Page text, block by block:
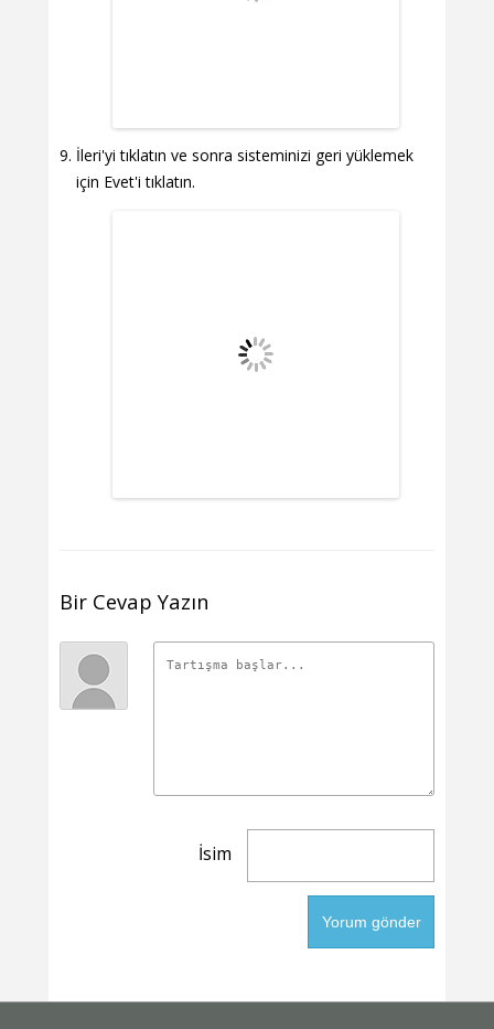
İleri'yi tıklatın ve sonra sisteminizi geri yüklemek
için Evet'i tıklatın.
Bir Cevap Yazın
İsim